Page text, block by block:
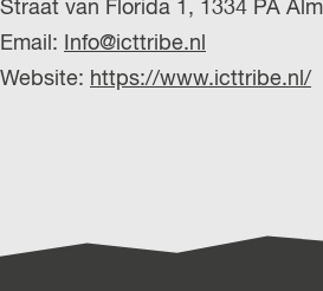
Straat van Florida 1, 1334 PA
Email:
Info@icttribe.nl
Website: https://www.icttribe.nl/